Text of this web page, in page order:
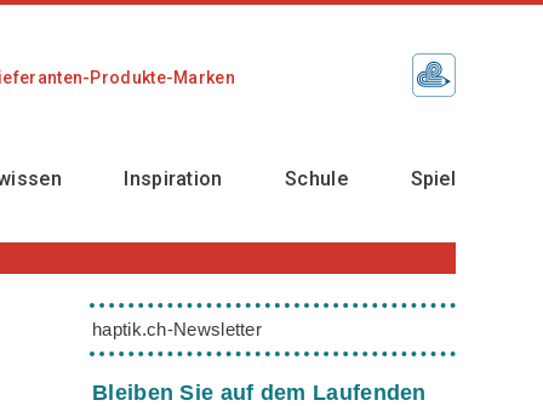
Produkte-Marken
Inspiration Schule Spiel
haptik.ch-Newsletter
Bleiben Sie auf dem Laufenden